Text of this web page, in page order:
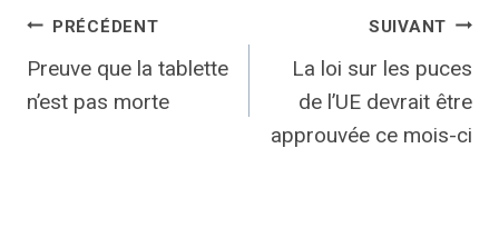
Navigation
de
PRÉCÉDENT
Preuve que la tablette
n’est pas morte
SUIVANT
La loi sur les puces
de l’UE devrait être
approuvée ce mois-ci